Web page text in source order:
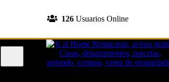
126Usuarios Online